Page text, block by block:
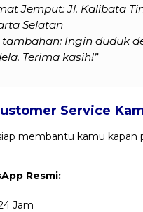
Jemput: Jl. Kalibata
Selatan
tambahan: Ingin duduk
Terima kasih!”
Service
membantu kamu kapan
Resmi:
Jam